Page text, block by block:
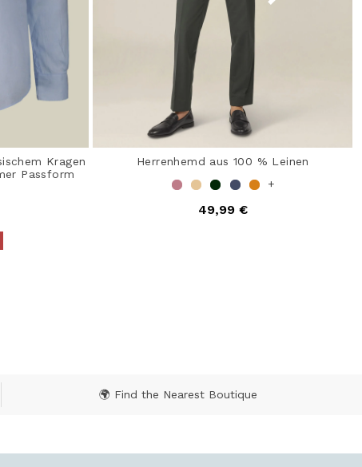
Kragen
Passform
Herrenhemd aus 100 % Leinen
+
49,99 €
🌍 Find the Nearest Boutique